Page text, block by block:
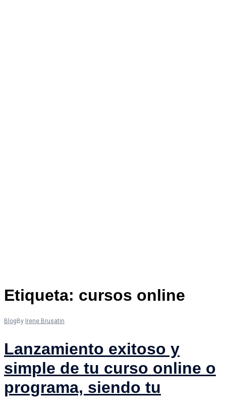
Etiqueta: cursos online
BlogBy Irene Brusatin
Lanzamiento exitoso y
simple de tu curso online o
programa, siendo tu